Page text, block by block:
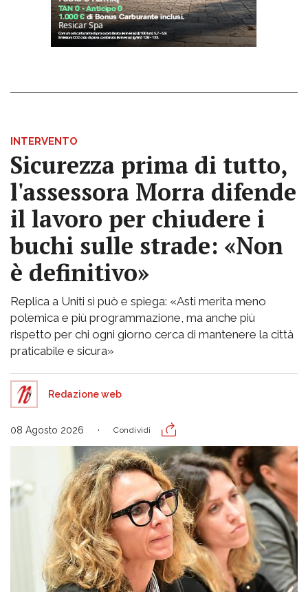
INTERVENTO
Sicurezza prima di tutto,
l'assessora Morra difende
il lavoro per chiudere i
buchi sulle strade: «Non
è definitivo»
Replica a Uniti si può e spiega: «Asti merita meno
polemica e più programmazione, ma anche più
rispetto per chi ogni giorno cerca di mantenere la città
praticabile e sicura»
Redazione web
08 Agosto 2026 Condividi